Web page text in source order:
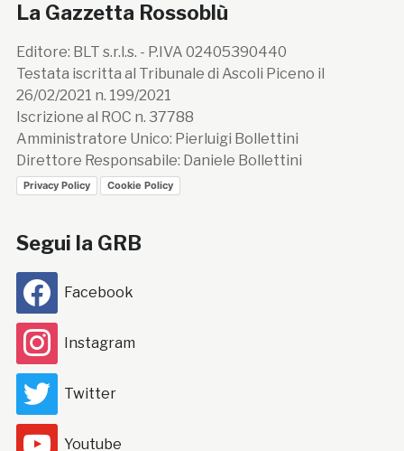
La Gazzetta Rossoblù
Editore: BLT s.r.l.s. - P.IVA 02405390440
Testata iscritta al Tribunale di Ascoli Piceno il
26/02/2021 n. 199/2021
Iscrizione al ROC n. 37788
Amministratore Unico: Pierluigi Bollettini
Direttore Responsabile: Daniele Bollettini
Privacy Policy Cookie Policy
Segui la GRB
Facebook
Instagram
Twitter
Youtube